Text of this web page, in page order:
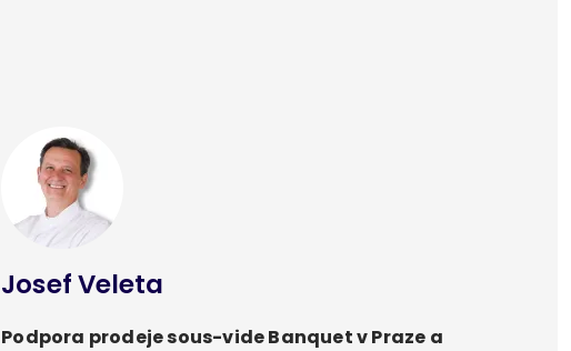
Josef Veleta
Podpora prodeje sous-vide Banquet v Praze a